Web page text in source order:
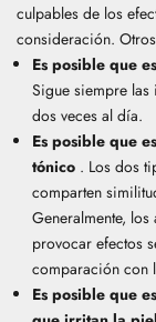
culpables de los
consideración.
Es posible que
Sigue siempre las
dos veces al día.
Es posible que
tónico . Los dos
comparten
Generalmente,
provocar efectos
comparación con
Es posible que